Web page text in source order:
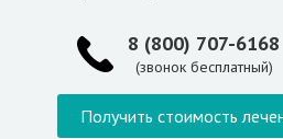
8 (800) 707-6168
(звонок бесплатный)
Получить стоимость